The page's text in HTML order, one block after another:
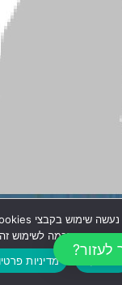
חנוכייב עורכת
לעזור?
מהווה הסכמה לשימוש
מדיניות